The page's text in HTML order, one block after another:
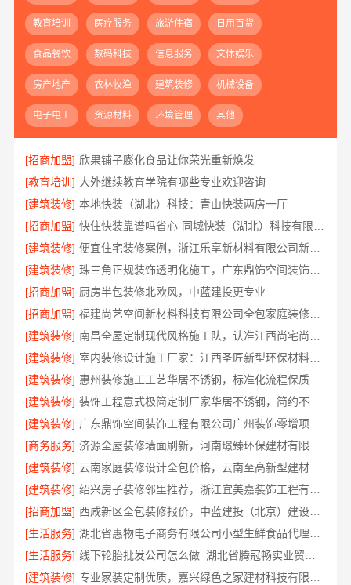
教育培训 医疗服务 旅游住宿 日用百货
食品餐饮 数码科技 信息服务 文体娱乐
房产地产 农林牧渔 建筑装修 机械设备
电子电工 资源材料 环境管理 其他
[招商加盟] 欣果铺子膨化食品让你荣光重新焕发
[教育培训] 大外继续教育学院有哪些专业欢迎咨询
[建筑装修] 本地快装（湖北）科技：青山快装两房一厅
[招商加盟]
[建筑装修]
便宜住宅装修案例，浙江乐享新材料有限公司新房整装全解析
[建筑装修]
珠三角正规装饰透明化施工，广东鼎饰空间装饰放心选择
[招商加盟] 厨房半包装修北欧风，中蓝建投更专业
[招商加盟]
福建尚艺空间新材料科技有限公司全包家庭装修口碑优选报价明细
[建筑装修]
[建筑装修]
室内装修设计施工厂家：江西圣匠新型环保材料有限公司
[建筑装修]
惠州装修施工工艺华居不锈钢，标准化流程保质保量
[建筑装修]
装饰工程意式极简定制厂家华居不锈钢，简约不简单
[建筑装修]
广东鼎饰空间装饰工程有限公司广州装饰零增项承诺
[商务服务]
[建筑装修]
云南家庭装修设计全包价格，云南至高新型建材有限公司合理透明
[建筑装修]
[招商加盟]
西咸新区全包装修报价，中蓝建投（北京）建设有限公司武功分公司透明预算
[生活服务]
[生活服务]
[建筑装修]